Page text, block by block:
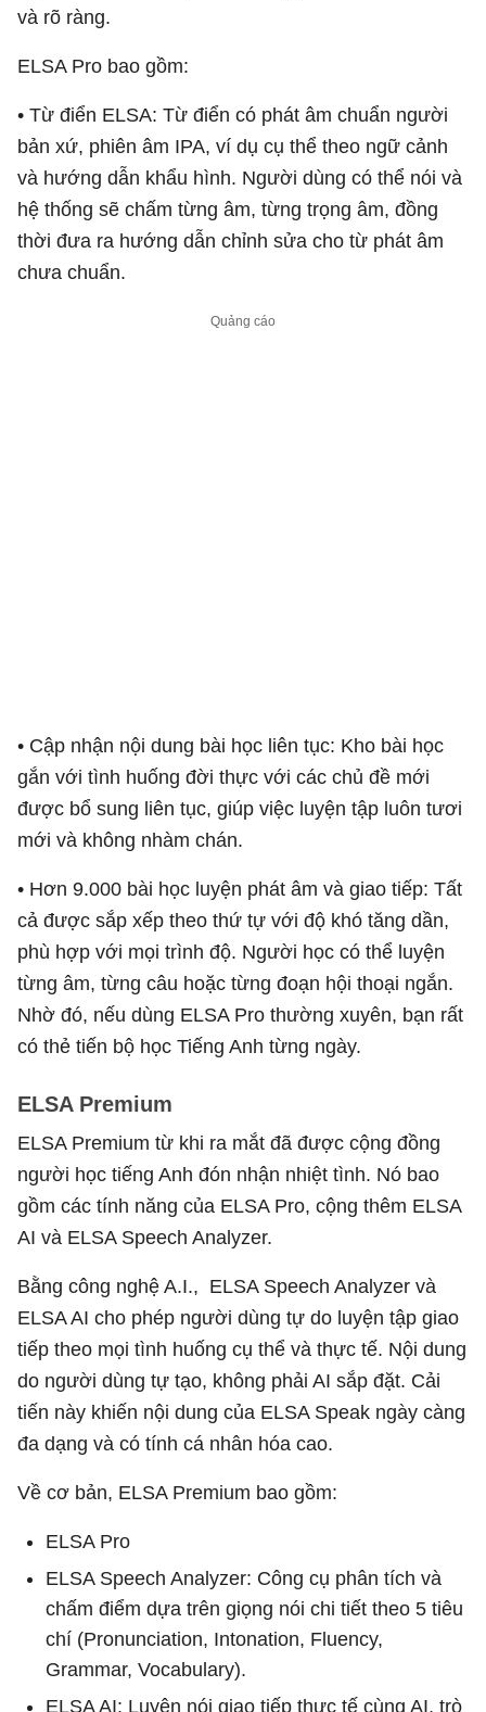
và rõ ràng.
ELSA Pro bao gồm:
• Từ điển ELSA: Từ điển có phát âm chuẩn người
bản xứ, phiên âm IPA, ví dụ cụ thể theo ngữ cảnh
và hướng dẫn khẩu hình. Người dùng có thể nói và
hệ thống sẽ chấm từng âm, từng trọng âm, đồng
thời đưa ra hướng dẫn chỉnh sửa cho từ phát âm
chưa chuẩn.
• Cập nhận nội dung bài học liên tục: Kho bài học
gắn với tình huống đời thực với các chủ đề mới
được bổ sung liên tục, giúp việc luyện tập luôn tươi
mới và không nhàm chán.
• Hơn 9.000 bài học luyện phát âm và giao tiếp: Tất
cả được sắp xếp theo thứ tự với độ khó tăng dần,
phù hợp với mọi trình độ. Người học có thể luyện
từng âm, từng câu hoặc từng đoạn hội thoại ngắn.
Nhờ đó, nếu dùng ELSA Pro thường xuyên, bạn rất
có thẻ tiến bộ học Tiếng Anh từng ngày.
ELSA Premium
ELSA Premium từ khi ra mắt đã được cộng đồng
người học tiếng Anh đón nhận nhiệt tình. Nó bao
gồm các tính năng của ELSA Pro, cộng thêm ELSA
AI và ELSA Speech Analyzer.
Bằng công nghệ A.I., ELSA Speech Analyzer và
ELSA AI cho phép người dùng tự do luyện tập giao
tiếp theo mọi tình huống cụ thể và thực tế. Nội dung
do người dùng tự tạo, không phải AI sắp đặt. Cải
tiến này khiến nội dung của ELSA Speak ngày càng
đa dạng và có tính cá nhân hóa cao.
Về cơ bản, ELSA Premium bao gồm:
ELSA Pro
ELSA Speech Analyzer: Công cụ phân tích và
chấm điểm dựa trên giọng nói chi tiết theo 5 tiêu
chí (Pronunciation, Intonation, Fluency,
Grammar, Vocabulary).
ELSA AI: Luyện nói giao tiếp thực tế cùng AI, trò